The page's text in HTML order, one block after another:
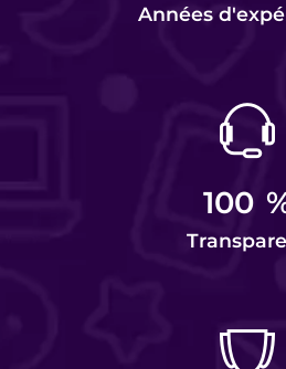
Années
100